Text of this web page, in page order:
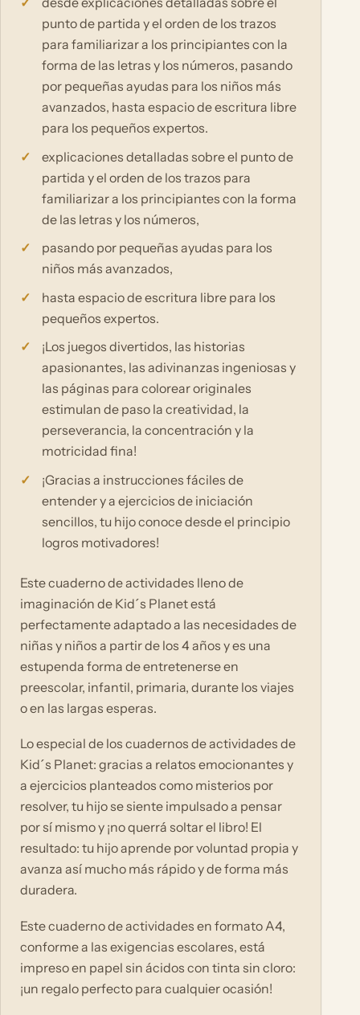
punto de partida y el orden de los trazos
para familiarizar a los principiantes con la
forma de las letras y los números, pasando
por pequeñas ayudas para los niños más
avanzados, hasta espacio de escritura libre
para los pequeños expertos.
explicaciones detalladas sobre el punto de
partida y el orden de los trazos para
familiarizar a los principiantes con la forma
de las letras y los números,
pasando por pequeñas ayudas para los
niños más avanzados,
hasta espacio de escritura libre para los
pequeños expertos.
¡Los juegos divertidos, las historias
apasionantes, las adivinanzas ingeniosas y
las páginas para colorear originales
estimulan de paso la creatividad, la
perseverancia, la concentración y la
motricidad fina!
¡Gracias a instrucciones fáciles de
entender y a ejercicios de iniciación
sencillos, tu hijo conoce desde el principio
logros motivadores!
Este cuaderno de actividades lleno de
imaginación de Kid´s Planet está
perfectamente adaptado a las necesidades de
niñas y niños a partir de los 4 años y es una
estupenda forma de entretenerse en
preescolar, infantil, primaria, durante los viajes
o en las largas esperas.
Lo especial de los cuadernos de actividades de
Kid´s Planet: gracias a relatos emocionantes y
a ejercicios planteados como misterios por
resolver, tu hijo se siente impulsado a pensar
por sí mismo y ¡no querrá soltar el libro! El
resultado: tu hijo aprende por voluntad propia y
avanza así mucho más rápido y de forma más
duradera.
Este cuaderno de actividades en formato A4,
conforme a las exigencias escolares, está
impreso en papel sin ácidos con tinta sin cloro:
¡un regalo perfecto para cualquier ocasión!